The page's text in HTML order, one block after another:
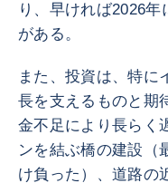
り、早ければ2026
がある。
また、投資は、特に
長を支えるものと期
金不足により長らく
ンを結ぶ橋の建設（
け負った）、道路の